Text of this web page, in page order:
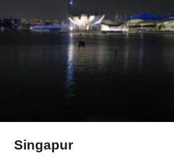
Singapur